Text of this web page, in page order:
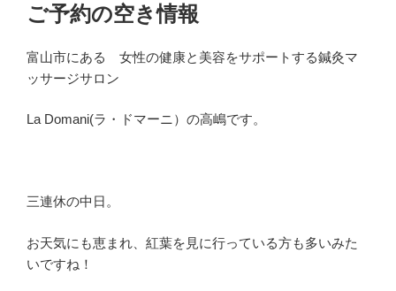
ご予約の空き情報
富山市にある 女性の健康と美容をサポートする鍼灸マ
ッサージサロン
La Domani(ラ・ドマーニ）の高嶋です。
三連休の中日。
お天気にも恵まれ、紅葉を見に行っている方も多いみた
いですね！